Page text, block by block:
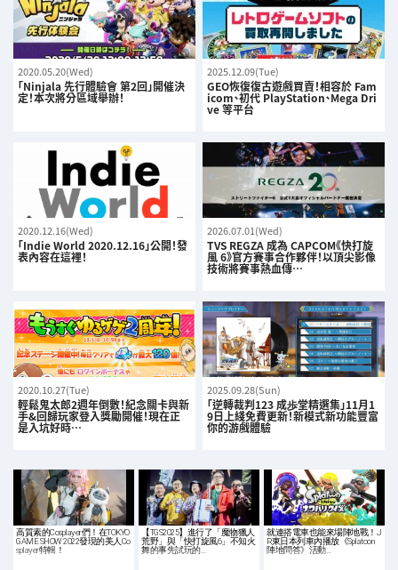
2020.05.20(Wed)
「Ninjala 先行體驗會 第2回」開催決
定！本次將分區域舉辦！
2025.12.09(Tue)
GEO恢復復古遊戲買賣！相容於 Fam
icom、初代 PlayStation、Mega Dri
ve 等平台
2020.12.16(Wed)
「Indie World 2020.12.16」公開！發
表內容在這裡！
2026.07.01(Wed)
TVS REGZA 成為 CAPCOM《快打旋
風 6》官方賽事合作夥伴！以頂尖影像
技術將賽事熱血傳…
2020.10.27(Tue)
輕鬆鬼太郎2週年倒數！紀念關卡與新
手&回歸玩家登入獎勵開催！現在正
是入坑好時…
2025.09.28(Sun)
「逆轉裁判123 成歩堂精選集」11月1
9日上綫免費更新！新模式新功能豐富
你的游戲體驗
高質素的Cosplayer們！在TOKYO
GAME SHOW 2022發現的美人Co
splayer特輯！
【TGS2025】進行了「魔物獵人
荒野」與「快打旋風6」不知火
舞的事先試玩的…
就連搭電車也能來場陣地戰！J
R東日本列車內播放《Splatoon
陣地問答》活動…